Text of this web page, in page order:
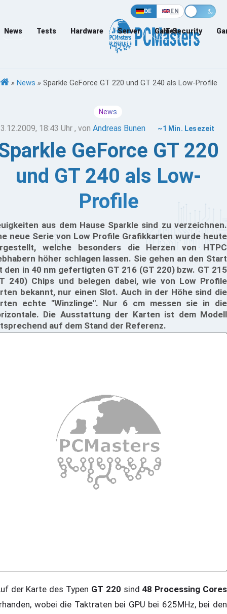
DE EN
News Tests Hardware Server Games
IT-Security
» News » Sparkle GeForce GT 220 und GT 240 als Low-Profile
News
18:43 Uhr , vonAndreas Bunen ~1 Min. Lesezeit
GeForce GT 220
und GT 240 als Low-
Profile
aus dem Hause Sparkle sind zu verzeichnen.
neue Serie von Low Profile Grafikkarten wurde heute
welche besonders die Herzen von HTPC
höher schlagen lassen. Sie gehen an den Start
den in 40 nm gefertigten GT 216 (GT 220) bzw. GT 215
240) Chips und belegen dabei, wie von Low Profile
bekannt, nur einen Slot. Auch in der Höhe sind die
echte "Winzlinge". Nur 6 cm messen sie in die
Die Ausstattung der Karten ist dem Modell
auf dem Stand der Referenz.
der Karte des Typen GT 220 sind 48 Processing Cores
wobei die Taktraten bei GPU bei 625MHz, bei den